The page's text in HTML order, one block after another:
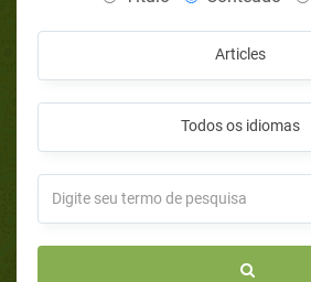
Articles
Todos os idiomas